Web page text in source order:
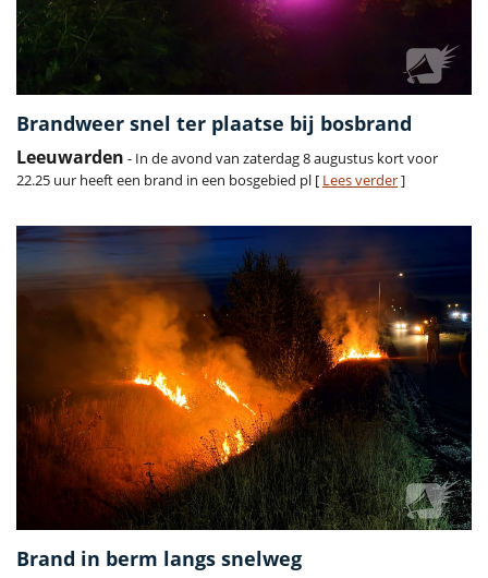
Brandweer snel ter plaatse bij bosbrand
Leeuwarden - In de avond van zaterdag 8 augustus kort voor
22.25 uur heeft een brand in een bosgebied pl [ Lees verder]
Brand in berm langs snelweg